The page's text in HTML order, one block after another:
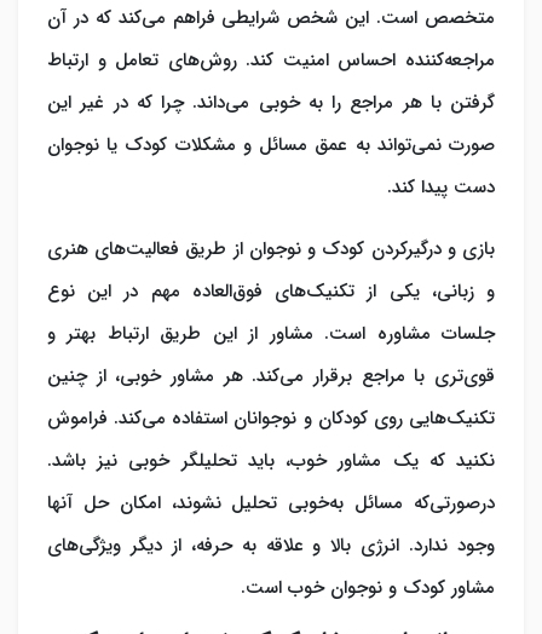
متخصص است. این شخص شرایطی فراهم می‌کند که در آن
مراجعه‌کننده احساس امنیت کند. روش‌های تعامل و ارتباط
گرفتن با هر مراجع را به خوبی می‌داند. چرا که در غیر این
صورت نمی‌تواند به عمق مسائل و مشکلات کودک یا نوجوان
دست پیدا کند.
بازی و درگیرکردن کودک و نوجوان از طریق فعالیت‌های هنری
و زبانی، یکی از تکنیک‌های فوق‌العاده مهم در این نوع
جلسات مشاوره است. مشاور از این طریق ارتباط بهتر و
قوی‌تری با مراجع برقرار می‌کند. هر مشاور خوبی، از چنین
تکنیک‌هایی روی کودکان و نوجوانان استفاده می‌کند. فراموش
نکنید که یک مشاور خوب، باید تحلیلگر خوبی نیز باشد.
درصورتی‌که مسائل به‌خوبی تحلیل نشوند، امکان حل آنها
وجود ندارد. انرژی بالا و علاقه به حرفه، از دیگر ویژگی‌های
مشاور کودک و نوجوان خوب است.